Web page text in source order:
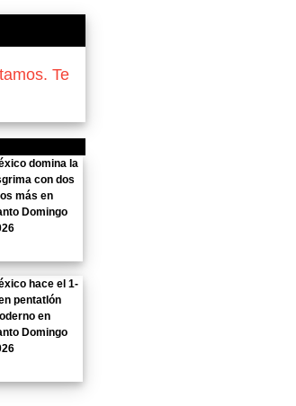
Te
domina la
con dos
más en
Domingo
hace el 1-
pentatlón
en
Domingo